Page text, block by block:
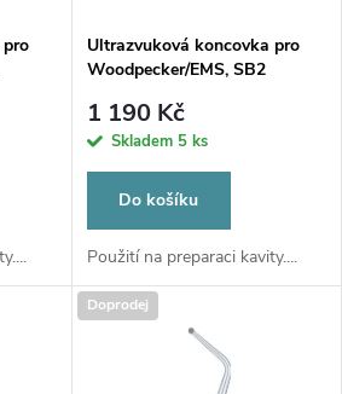
Ultrazvuková koncovka pro
Woodpecker/EMS, SB2
1 190 Kč
Skladem 5 ks
Do košíku
Použití na preparaci kavity....
Doprodej